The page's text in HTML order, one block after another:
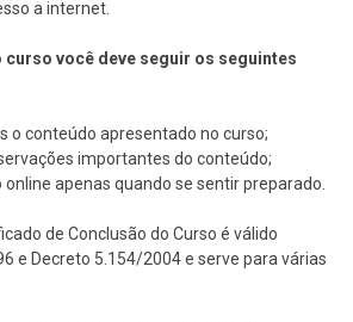
a internet.
curso você deve seguir os seguintes
o conteúdo apresentado no curso;
importantes do conteúdo;
online apenas quando se sentir preparado.
de Conclusão do Curso é válido
e Decreto 5.154/2004 e serve para várias